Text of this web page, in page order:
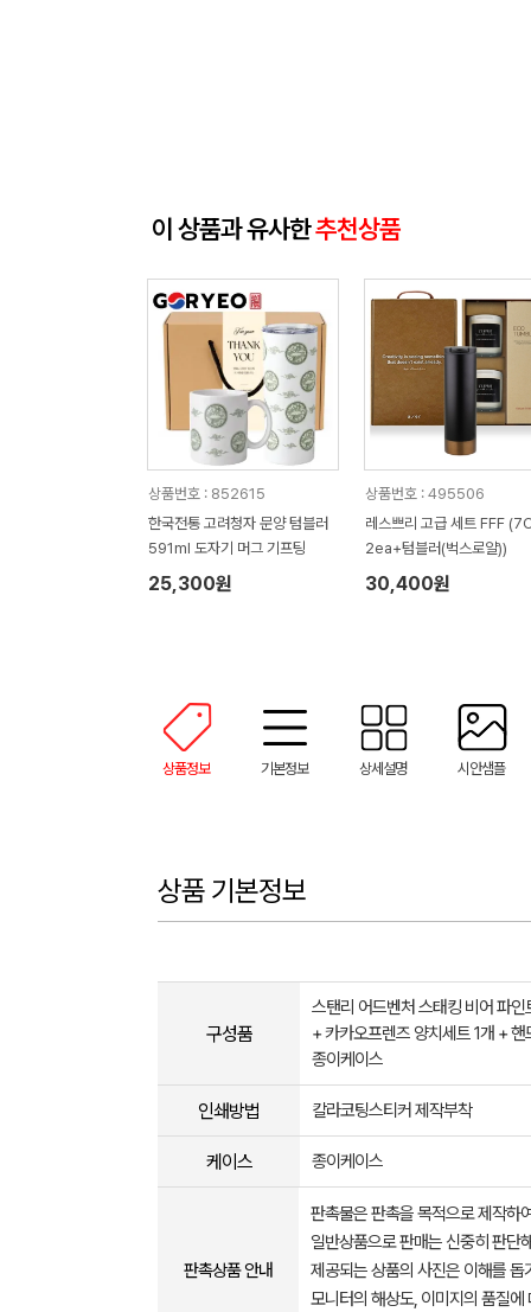
이 상품과 유사한추천상품
상품번호 : 852615
한국전통 고려청자 문양 텀블러
591ml 도자기 머그 기프팅
25,300원
상품번호 : 495506
레스쁘리 고급 세트 FFF
2ea+텀블러(벅스로얄))
30,400원
상품정보 기본정보 상세설명 시안샘플
상품 기본정보
구성품
스탠리 어드벤처 스태킹 비어 파
+ 카카오프렌즈 양치세트 1개 + 핸
종이케이스
인쇄방법 칼라코팅스티커 제작부착
케이스 종이케이스
판촉상품 안내
판촉물은 판촉을 목적으로 제작하
일반상품으로 판매는 신중히 판단
제공되는 상품의 사진은 이해를
모니터의 해상도, 이미지의 품질